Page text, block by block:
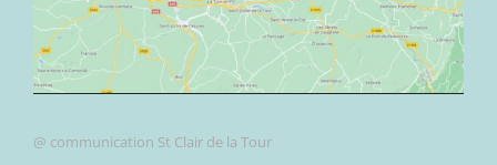
@ communication St Clair de la Tour